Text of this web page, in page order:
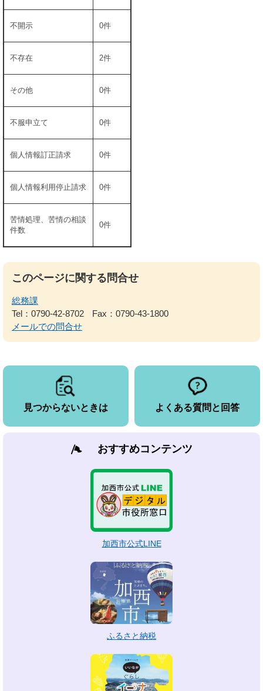
不開示 0件
不存在 2件
その他 0件
不服申立て 0件
個人情報訂正請求 0件
個人情報利用停止請求 0件
苦情処理、苦情の相談
件数
0件
このページに関する問合せ
総務課
Tel：0790-42-8702
Fax：0790-43-1800
メールでの問合せ
見つからないときは よくある質問と回答
おすすめコンテンツ
加西市公式LINE
ふるさと納税